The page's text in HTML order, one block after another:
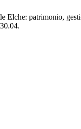
Elche: patrimonio,